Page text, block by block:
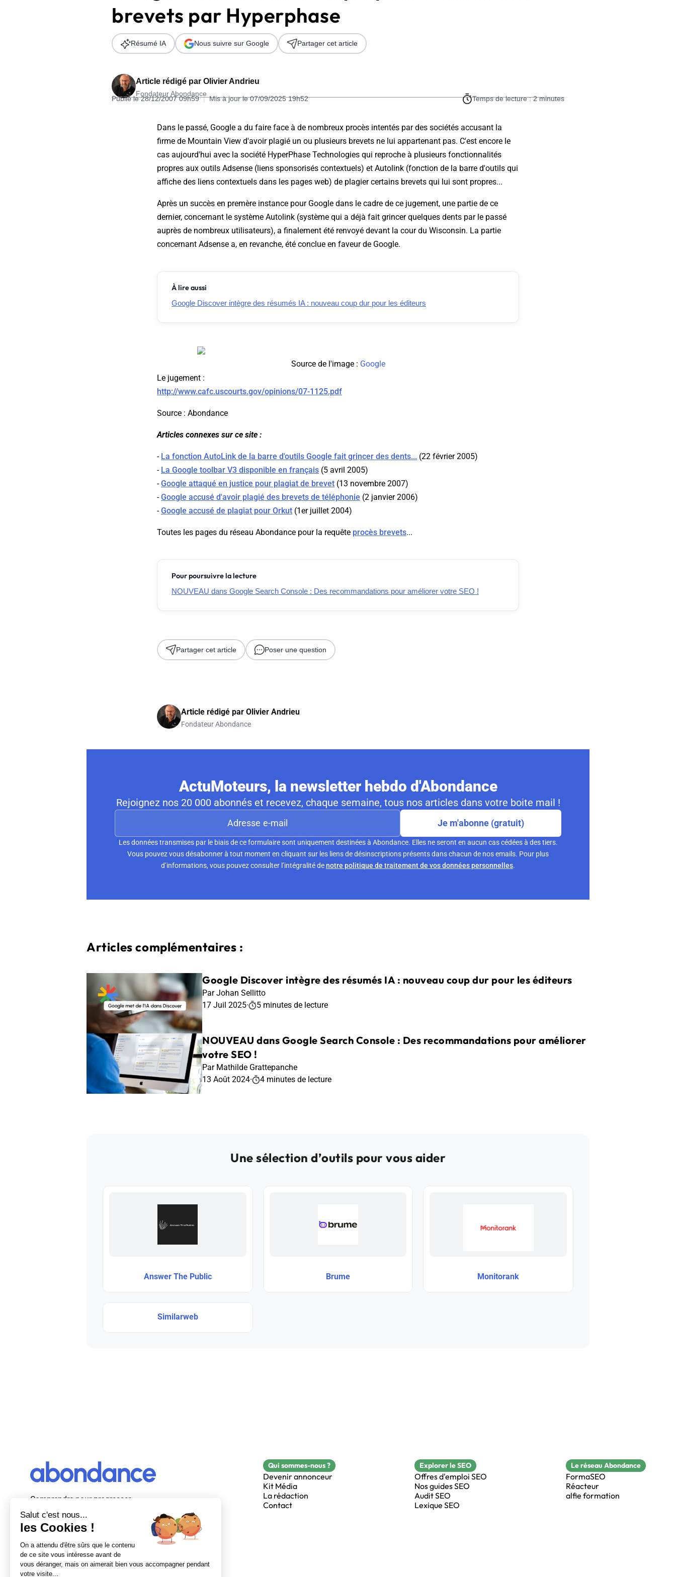
Télécharger l'Ebook
Formation SEO & GEO - Edition 2026
244.30€ HT au lieu de 349€ pendant 1 mois !
brevets par Hyperphase
Article rédigé par Olivier Andrieu
Fondateur Abondance
Publié le 28/12/2007 09h59 | Mis à jour le 07/09/2025 19h52 Temps de lecture : 2 minutes
Résumé IA Nous suivre sur Google Partager cet article
Dans le passé, Google a du faire face à de nombreux procès intentés par des sociétés accusant la
firme de Mountain View d'avoir plagié un ou plusieurs brevets ne lui appartenant pas. C'est encore le
cas aujourd'hui avec la société HyperPhase Technologies qui reproche à plusieurs fonctionnalités
propres aux outils Adsense (liens sponsorisés contextuels) et Autolink (fonction de la barre d'outils qui
affiche des liens contextuels dans les pages web) de plagier certains brevets qui lui sont propres...
Après un succès en premère instance pour Google dans le cadre de ce jugement, une partie de ce
dernier, concernant le système Autolink (système qui a déjà fait grincer quelques dents par le passé
auprès de nombreux utilisateurs), a finalement été renvoyé devant la cour du Wisconsin. La partie
concernant Adsense a, en revanche, été conclue en faveur de Google.
À lire aussi
Google Discover intègre des résumés IA : nouveau coup dur pour les éditeurs
Source de l'image : Google
Le jugement :
http://www.cafc.uscourts.gov/opinions/07-1125.pdf
Source : Abondance
Articles connexes sur ce site :
- La fonction AutoLink de la barre d'outils Google fait grincer des dents... (22 février 2005)
- La Google toolbar V3 disponible en français (5 avril 2005)
-Google attaqué en justice pour plagiat de brevet (13 novembre 2007)
-Google accusé d'avoir plagié des brevets de téléphonie (2 janvier 2006)
-Google accusé de plagiat pour Orkut (1er juillet 2004)
Toutes les pages du réseau Abondance pour la requête procès brevets...
Pour poursuivre la lecture
NOUVEAU dans Google Search Console : Des recommandations pour améliorer votre SEO !
Partager cet article Poser une question
Article rédigé par Olivier Andrieu
Fondateur Abondance
ActuMoteurs, la newsletter hebdo d'Abondance
Rejoignez nos 20 000 abonnés et recevez, chaque semaine, tous nos articles dans votre boite mail !
Je m'abonne (gratuit)
Les données transmises par le biais de ce formulaire sont uniquement destinées à Abondance. Elles ne seront en aucun cas cédées à des tiers.
Vous pouvez vous désabonner à tout moment en cliquant sur les liens de désinscriptions présents dans chacun de nos emails. Pour plus
d’informations, vous pouvez consulter l’intégralité denotre politique de traitement de vos données personnelles.
Articles complémentaires :
Google Discover intègre des résumés IA : nouveau coup dur pour les éditeurs
Par Johan Sellitto
17 Juil 2025· 5 minutes de lecture
NOUVEAU dans Google Search Console : Des recommandations pour améliorer
votre SEO !
Par Mathilde Grattepanche
13 Août 2024· 4 minutes de lecture
Une sélection d’outils pour vous aider
Answer The Public Brume Monitorank
Similarweb
Comprendre pour progresser
Abondance, le premier média d’actualité
autour du SEO et des moteurs de recherche
en France.
Qui sommes-nous ?
Devenir annonceur
Kit Média
La rédaction
Contact
Explorer le SEO
Offres d'emploi SEO
Nos guides SEO
Audit SEO
Lexique SEO
Le réseau Abondance
FormaSEO
Réacteur
alfie formation